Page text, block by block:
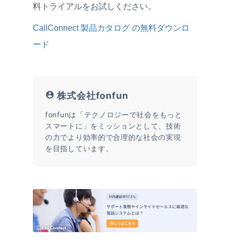
料トライアルをお試しください。
CallConnect 製品カタログ の無料ダウンロ
ード
株式会社fonfun
fonfunは「テクノロジーで社会をもっと
スマートに」をミッションとして、技術
の力でより効率的で合理的な社会の実現
を目指しています。